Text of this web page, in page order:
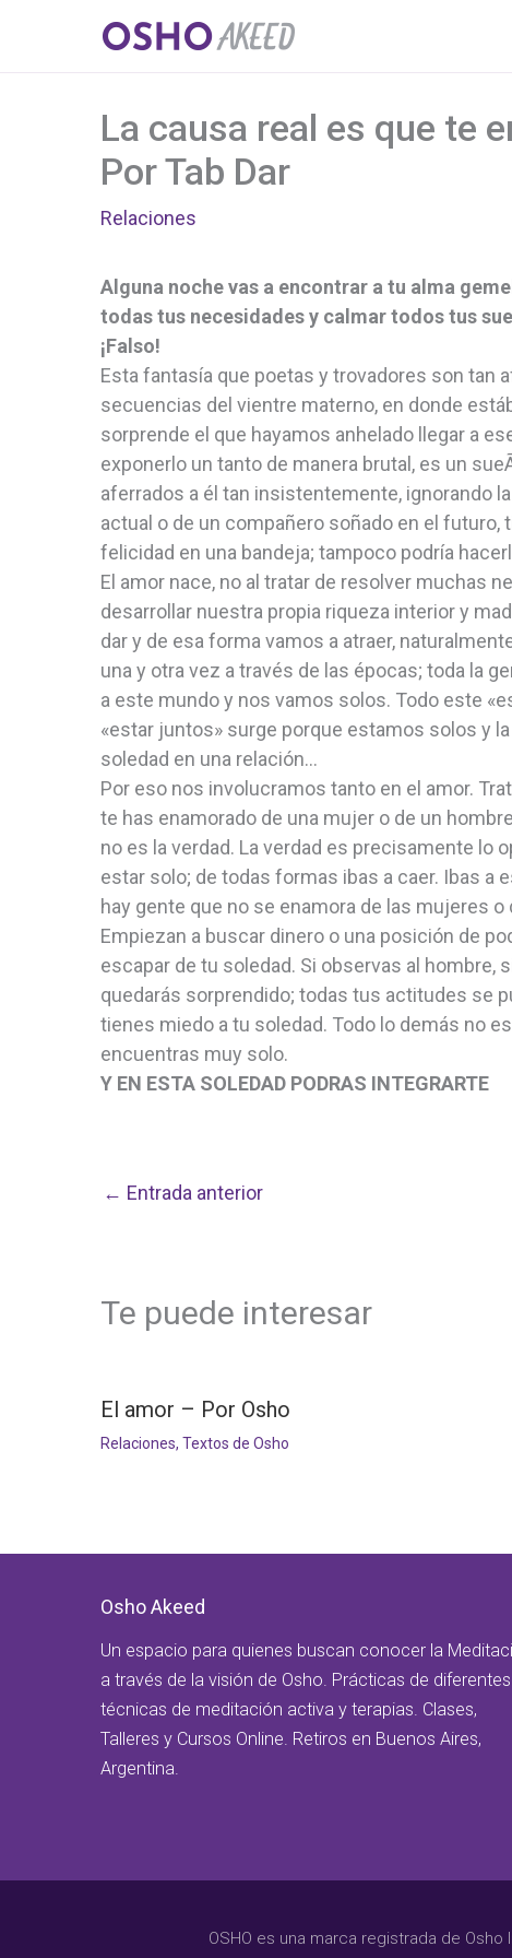
La causa real es que te
Por Tab Dar
Relaciones
Alguna noche vas a encontrar a tu alma
todas tus necesidades y calmar todos tus
¡Falso!
Esta fantasía que poetas y trovadores son tan
secuencias del vientre materno, en donde
sorprende el que hayamos anhelado llegar a
exponerlo un tanto de manera brutal, es un
aferrados a él tan insistentemente, ignorando
actual o de un compañero soñado en el
felicidad en una bandeja; tampoco podría
El amor nace, no al tratar de resolver muchas
desarrollar nuestra propia riqueza interior y
dar y de esa forma vamos a atraer,
una y otra vez a través de las épocas; toda la
a este mundo y nos vamos solos. Todo este
«estar juntos» surge porque estamos solos y
soledad en una relación…
Por eso nos involucramos tanto en el amor.
te has enamorado de una mujer o de un
no es la verdad. La verdad es precisamente lo
estar solo; de todas formas ibas a caer. Ibas a
hay gente que no se enamora de las mujeres
Empiezan a buscar dinero o una posición de
escapar de tu soledad. Si observas al
quedarás sorprendido; todas tus actitudes se
tienes miedo a tu soledad. Todo lo demás no
encuentras muy solo.
Y EN ESTA SOLEDAD PODRAS INTEGRARTE
← Entrada anterior
Te puede interesar
El amor – Por Osho
Relaciones, Textos de Osho
Osho Akeed
Un espacio para quienes buscan conocer la
a través de la visión de Osho. Prácticas de diferentes
técnicas de meditación activa y terapias. Clases,
Talleres y Cursos Online. Retiros en Buenos Aires,
Argentina.
OSHO es una marca registrada de